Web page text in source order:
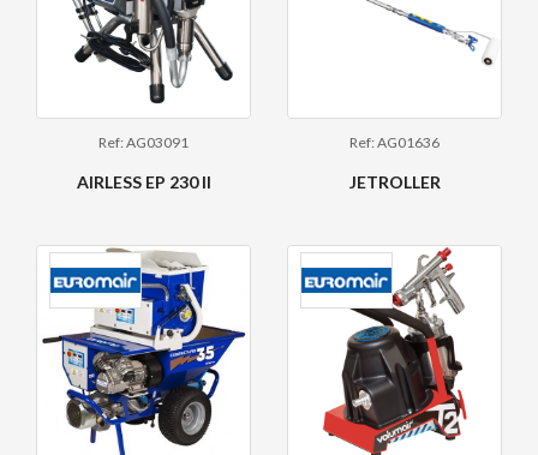
Ref: AG03091
AIRLESS EP 230 II
Ref: AG01636
JETROLLER